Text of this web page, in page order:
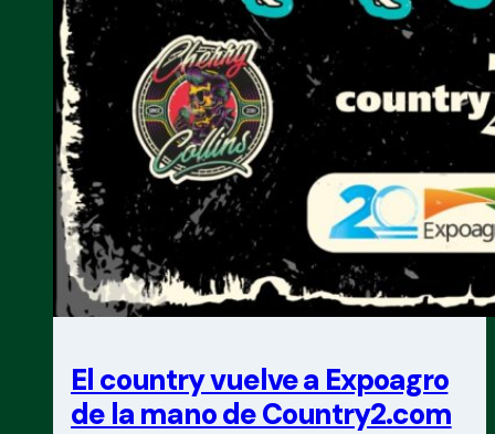
El country vuelve a Expoagro
de la mano de Country2.com